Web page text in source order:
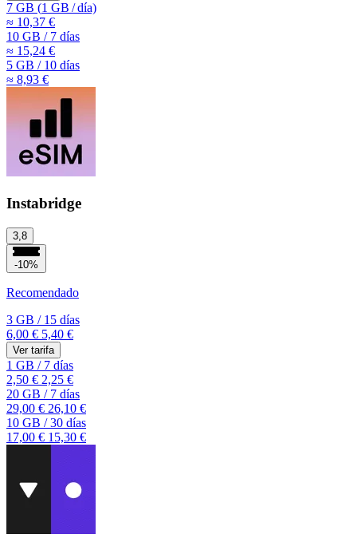
7 GB (1 GB /día)
≈ 10,37 €
10 GB /7 días
≈ 15,24 €
5 GB /10 días
≈ 8,93 €
Instabridge
3,8
-10%
Recomendado
3 GB /15 días
6,00 € 5,40 €
Ver tarifa
1 GB /7 días
2,50 € 2,25 €
20 GB /7 días
29,00 € 26,10 €
10 GB /30 días
17,00 € 15,30 €